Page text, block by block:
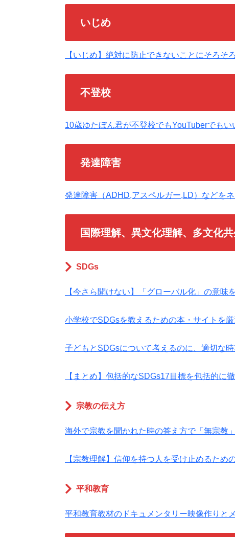
いじめ
【いじめ】絶対に防止できないことにそろそ
不登校
10歳ゆたぼん君が不登校でもYouTuberでもい
発達障害
発達障害（ADHD,アスペルガー,LD）などを
国際理解、異文化理解、多文化
SDGs
【今さら聞けない】「グローバル化」の意味
小学校でSDGsを教えるための本・サイトを
子どもとSDGsについて考えるのに、適切な
【まとめ】包括的なSDGs17目標を包括的に徹
宗教の伝え方
海外で宗教を聞かれた時の答え方で「無宗教
【宗教理解】信仰を持つ人を受け止めるため
平和教育
平和教育教材のドキュメンタリー映像作りと